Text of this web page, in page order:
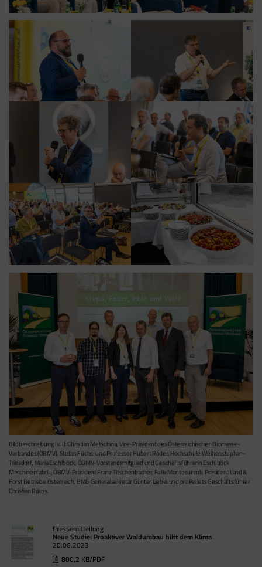
Bildbeschreibung (v.li.): Christian Metschina, Vize-Präsident des Österreichischen Biomasse-
Verbandes (ÖBMV), Stefan Füchsl und Professor Hubert Röder, Hochschule Weihenstephan-
Triesdorf, Maria Eschlböck, ÖBMV-Vorstandsmitglied und Geschäftsführerin Eschlböck
Maschinenfabrik, ÖBMV-Präsident Franz Titschenbacher, Felix Montecuccoli, Präsident Land &
Forst Betriebe Österreich, BML-Generalsekretär Günter Liebel und proPellets Geschäftsführer
Christian Rakos.
Pressemitteilung
Neue Studie: Proaktiver Waldumbau hilft dem Klima
20.06.2023
800,2 KB/PDF